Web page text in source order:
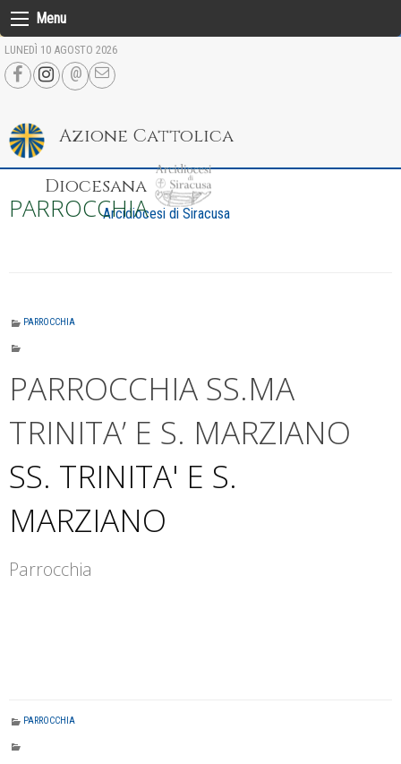
Skip
to
content
Menu
LUNEDÌ 10 AGOSTO 2026
Azione Cattolica
Diocesana
Arcidiocesi di Siracusa
PARROCCHIA
PARROCCHIA
PARROCCHIA SS.MA
TRINITA’ E S. MARZIANO
SS. TRINITA' E S.
MARZIANO
Parrocchia
PARROCCHIA